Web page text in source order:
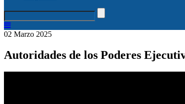
02 Marzo 2025
Autoridades de los Poderes